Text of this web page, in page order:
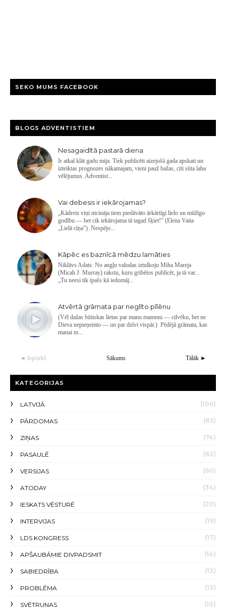
SEKO MUMS FACEBOOK
BLOGS ADVENTISTIEM
Nesagaidītā pastarā diena
Ir atkal klāt gadu mija. Tiek publicēti aizejošā gada apskati un
izteiktas prognozes nākamajam, vieni pauž bažas, citi sūta laba
vēlējumus. Adventist...
Vai debesis ir iekārojamas?
„Kādreiz viņi nicināja tiem piedāvāto ārkārtīgi lielo un mūžīgo
godību — bet cik iekārojama tā tagad šķiet!” (Elena Vaita
„Lielā cīņa”) Nespējo...
Kāpēc es baznīcā mēdzu lamāties
Niklāvs Adats: No angļu valodas iztulkoju Miha Mareja
(Micah J. Murray) rakstu, kuru gribētos publicēt, ja tā var...
„Tu neesi tik īpašs kā iedomāj...
Atvērtā grāmata par neglīto pīlēnu
(Vēl dažas būtiskas lietas par manu mammu — cilvēku, bet ne
Dieva nepieņemto — un par dzīvi vispār.) Pēdējā grāmata, kas
manai m...
◄ Iepriekš Tālāk ►
Sākums
KATEGORIJAS
LATVIJĀ (106)
PĀRDOMAS (85)
ZIŅAS (74)
PASAULĒ (62)
VERSIJAS (60)
ATODAY (34)
IESKATS VĒSTURĒ (20)
INTERVIJAS (19)
LDS KONGRESS (17)
APŠAUBĀMIE DIVPADSMIT (14)
SABIEDRĪBA (13)
PROBLĒMA (13)
SVĒTRUNAS (10)